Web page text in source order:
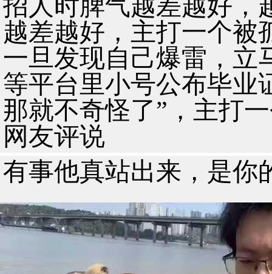
招人时脾气越差越好，
越差越好，主打一个被
一旦发现自己爆雷，立
等平台里小号公布毕业
那就不奇怪了”，主打
网友评说
有事他真站出来，是你